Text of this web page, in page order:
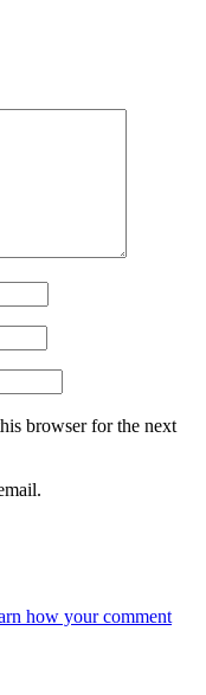
browser for the next
how your comment